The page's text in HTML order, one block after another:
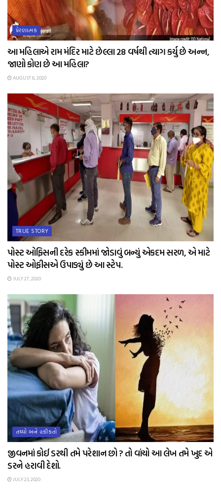
પ્રેરણાત્મક
આ મહિલાએ રામ મંદિર માટે છેલ્લા 28 વર્ષથી ત્યાગ કર્યુ છે અન્ન,
જાણો કોણ છે આ મહિલા?
AUGUST 6, 2020
TRUE STORY
પોસ્ટ ઓફિસની દરેક સ્કીમમાં જોડાવું બન્યું એકદમ સરળ, એ માટે
પોસ્ટ ઓફીસએ ઉપાડ્યું છે આ સ્ટેપ.
JULY 27, 2020
તથ્યો અને હકીકતો
જીવનમાં કોઈ ડરથી તમે પરેશાન છો ? તો વાંચો આ લેખ તમે ખુદ એ
ડરને હરાવી દેશો.
JULY 23, 2020